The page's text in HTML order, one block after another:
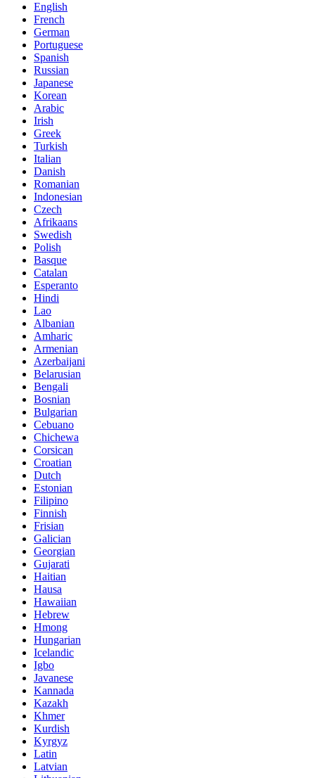
English
French
German
Portuguese
Spanish
Russian
Japanese
Korean
Arabic
Irish
Greek
Turkish
Italian
Danish
Romanian
Indonesian
Czech
Afrikaans
Swedish
Polish
Basque
Catalan
Esperanto
Hindi
Lao
Albanian
Amharic
Armenian
Azerbaijani
Belarusian
Bengali
Bosnian
Bulgarian
Cebuano
Chichewa
Corsican
Croatian
Dutch
Estonian
Filipino
Finnish
Frisian
Galician
Georgian
Gujarati
Haitian
Hausa
Hawaiian
Hebrew
Hmong
Hungarian
Icelandic
Igbo
Javanese
Kannada
Kazakh
Khmer
Kurdish
Kyrgyz
Latin
Latvian